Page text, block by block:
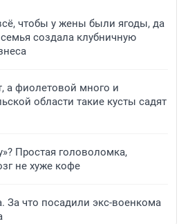
чтобы у жены были ягоды, да
создала клубничную
а фиолетовой много и
области такие кусты садят
Простая головоломка,
не хуже кофе
За что посадили экс-военкома